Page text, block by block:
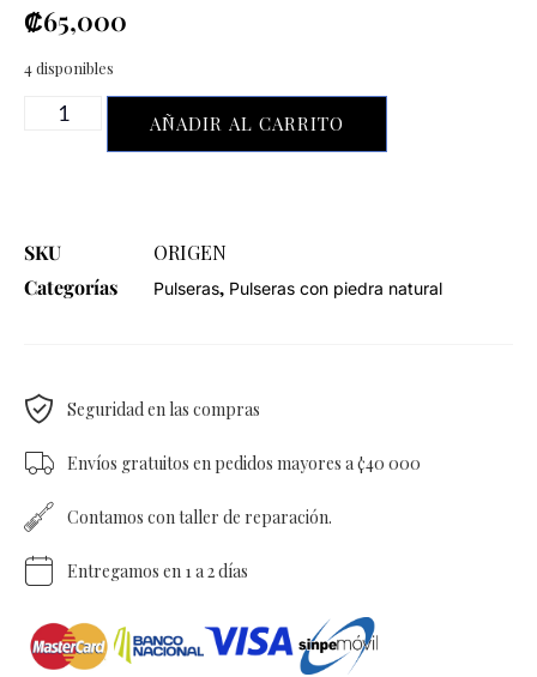
₡65,000
4 disponibles
AÑADIR AL CARRITO
SKU
ORIGEN
Categorías
Pulseras, Pulseras con piedra natural
Seguridad en las compras
Envíos gratuitos en pedidos mayores a ¢40 000
Contamos con taller de reparación.
Entregamos en 1 a 2 días